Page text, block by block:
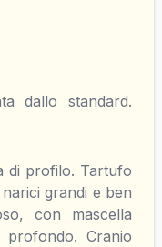
dallo standard.
di profilo. Tartufo
grandi e ben
con mascella
Cranio